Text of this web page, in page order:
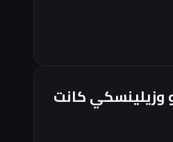
وزيلينسكي كانت